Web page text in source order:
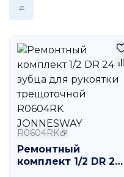
R0604RK
Ремонтный
комплект 1/2 DR 24